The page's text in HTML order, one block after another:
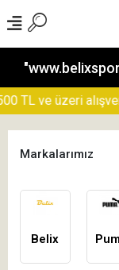
üzeri
Markalarımız
Belix